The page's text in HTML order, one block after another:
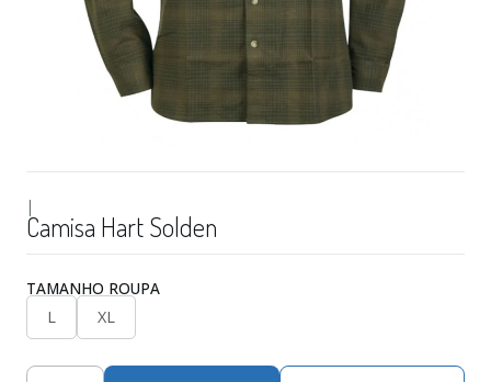
|
Camisa Hart Solden
TAMANHO ROUPA
L
XL